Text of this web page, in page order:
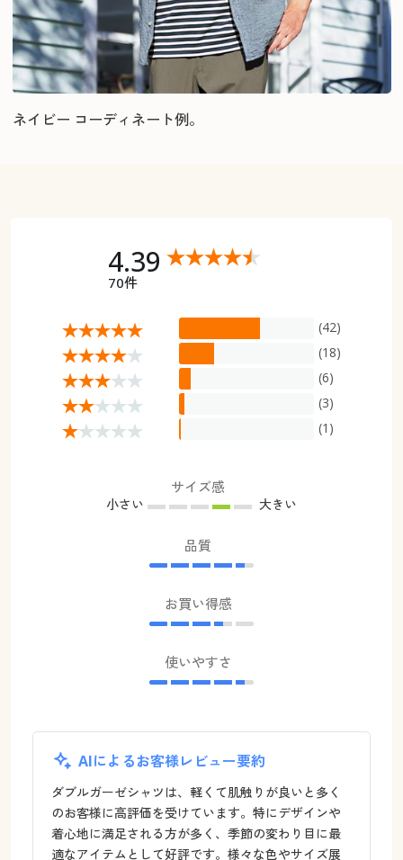
ネイビー コーディネート例。
4.39
70件
(42)
(18)
(6)
(3)
(1)
サイズ感
小さい 大きい
品質
お買い得感
使いやすさ
AIによるお客様レビュー要約
ダブルガーゼシャツは、軽くて肌触りが良いと多く
のお客様に高評価を受けています。特にデザインや
着心地に満足される方が多く、季節の変わり目に最
適なアイテムとして好評です。様々な色やサイズ展